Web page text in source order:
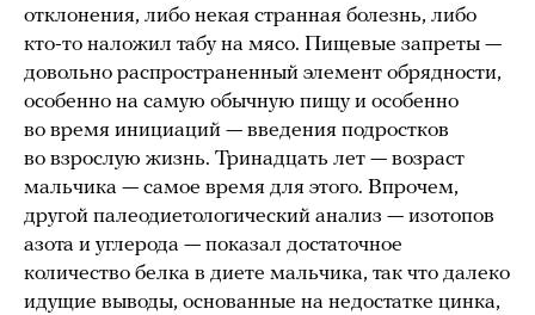
отклонения, либо некая странная болезнь, либо
кто-то наложил табу на мясо. Пищевые запреты —
довольно распространенный элемент обрядности,
особенно на самую обычную пищу и особенно
во время инициаций — введения подростков
во взрослую жизнь. Тринадцать лет — возраст
мальчика — самое время для этого. Впрочем,
другой палеодиетологический анализ — изотопов
азота и углерода — показал достаточное
количество белка в диете мальчика, так что далеко
идущие выводы, основанные на недостатке цинка,